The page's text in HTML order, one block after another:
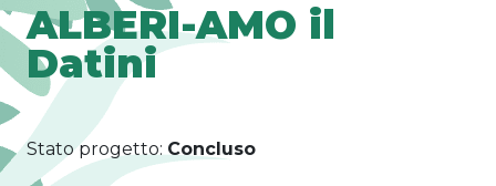
ALBERI-AMO il
Datini
Stato progetto: Concluso